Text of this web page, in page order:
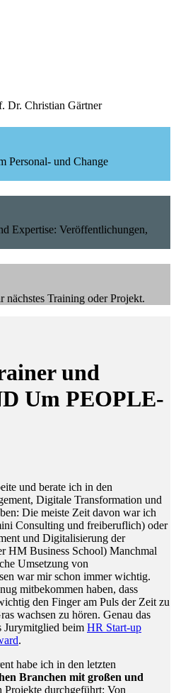
Dr. Christian Gärtner
Personal- und Change
Expertise: Veröffentlichungen,
nächstes Training oder Projekt.
und
Um PEOPLE-
und berate ich in den
Digitale Transformation und
Die meiste Zeit davon war ich
Consulting und freiberuflich) oder
und Digitalisierung der
HM Business School) Manchmal
Umsetzung von
war mir schon immer wichtig.
mitbekommen haben, dass
den Finger am Puls der Zeit zu
wachsen zu hören. Genau das
Jurymitglied beim HR Start-up
.
habe ich in den letzten
Branchen mit großen und
Projekte durchgeführt: Von